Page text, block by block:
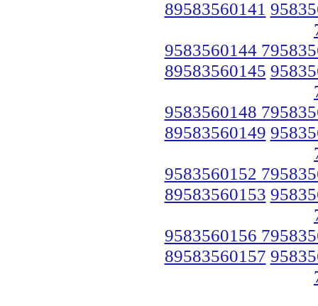
89583560141
9583560144
89583560145
9583560148
89583560149
9583560152
89583560153
9583560156
89583560157